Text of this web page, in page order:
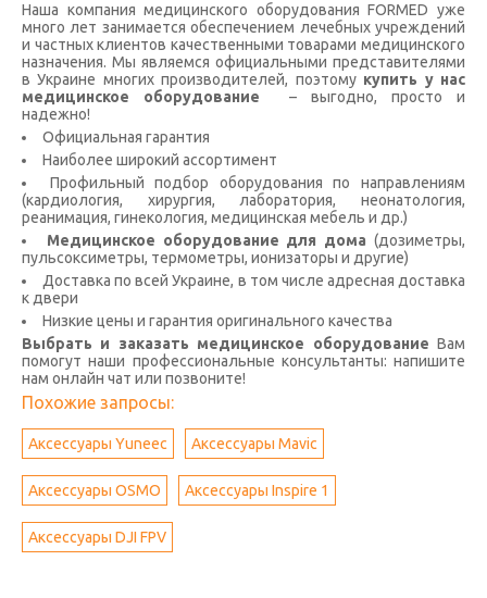
Наша компания медицинского оборудования FORMED уже
много лет занимается обеспечением лечебных учреждений
и частных клиентов качественными товарами медицинского
назначения. Мы являемся официальными представителями
в Украине многих производителей, поэтому купить у нас
медицинское оборудование
– выгодно, просто и
надежно!
Официальная гарантия
Наиболее широкий ассортимент
Профильный подбор оборудования по направлениям
(кардиология, хирургия, лаборатория, неонатология,
реанимация, гинекология, медицинская мебель и др.)
Медицинское оборудование для дома (дозиметры,
пульсоксиметры, термометры, ионизаторы и другие)
Доставка по всей Украине, в том числе адресная доставка
к двери
Низкие цены и гарантия оригинального качества
Выбрать и заказать медицинское оборудование Вам
помогут наши профессиональные консультанты: напишите
нам онлайн чат или позвоните!
Похожие запросы:
Аксессуары Yuneec Аксессуары Mavic
Аксессуары OSMO Аксессуары Inspire 1
Аксессуары DJI FPV